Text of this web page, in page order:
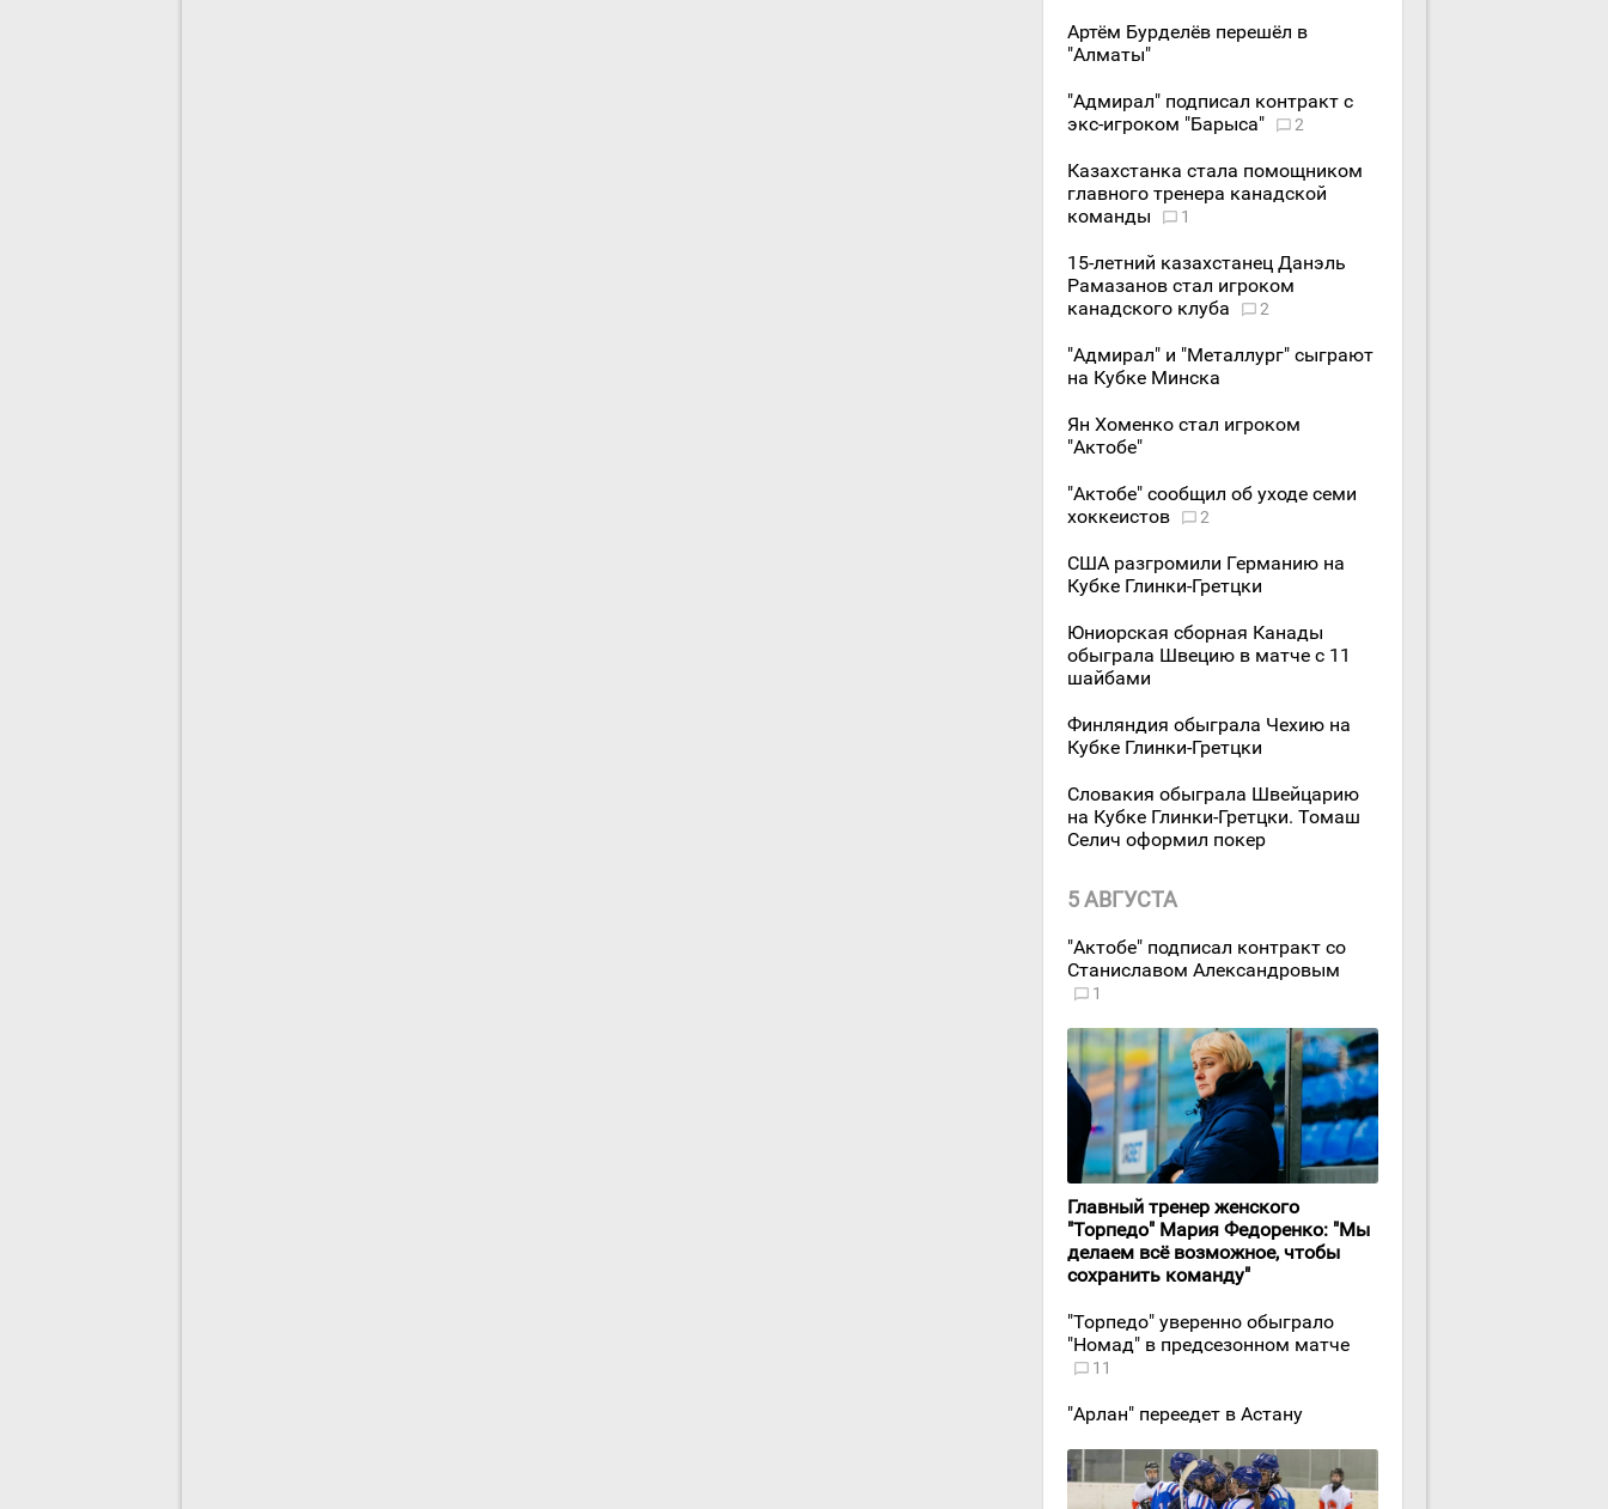
Артём Бурделёв перешёл в
"Алматы"
"Адмирал" подписал контракт с
экс-игроком "Барыса"
2
Казахстанка стала помощником
главного тренера канадской
команды
1
15-летний казахстанец Данэль
Рамазанов стал игроком
канадского клуба
2
"Адмирал" и "Металлург" сыграют
на Кубке Минска
Ян Хоменко стал игроком
"Актобе"
"Актобе" сообщил об уходе семи
хоккеистов
2
США разгромили Германию на
Кубке Глинки-Гретцки
Юниорская сборная Канады
обыграла Швецию в матче с 11
шайбами
Финляндия обыграла Чехию на
Кубке Глинки-Гретцки
Словакия обыграла Швейцарию
на Кубке Глинки-Гретцки. Томаш
Селич оформил покер
5 АВГУСТА
"Актобе" подписал контракт со
Станиславом Александровым
1
Главный тренер женского
"Торпедо" Мария Федоренко: "Мы
делаем всё возможное, чтобы
сохранить команду"
"Торпедо" уверенно обыграло
"Номад" в предсезонном матче
11
"Арлан" переедет в Астану